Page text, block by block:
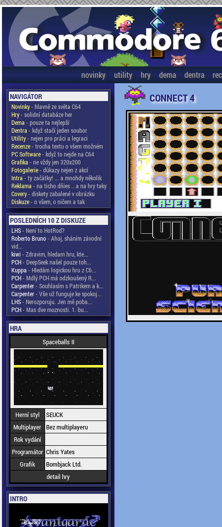
novinky utility hry dema dentra
NAVIGÁTOR
Novinky- hlavně ze světa C64
Hry- solidní databáze her
Dema - pouze ta nejlepší
Dentra - když stačí jeden soubor
Utility- nejen pro práci a legraci
Recenze- trocha textu o všem možném
PC Software- když to nejde na C64
Grafika - ne vždy jen 320x200
Fotogalerie- důkazy nejen z akcí
Intra - ty začátky! ... a mnohdy několik
Reklama - na ticho dňies .. a na hry taky
Covery- diskety zabalené v obrázku
Diskuze- o všem, o ničem a tak
POSLEDNÍCH 10 Z DISKUZE
LHS- Není to HotRod?
Roberto Bruno- Ahoj, sháním závodní
vid...
kiwi - Zdravim, hledam hru, kte...
PCH- DeepSeek našel pouze toh...
Kuppa - Hledám logickou hru z C6...
PCH- Mdlý PCH má odzkoušený R...
Carpenter- Souhlasím s Patrikem a k...
Carpenter- Vše už funguje ke spokoj...
LHS- Nerozporuju. Jen mě poba...
PCH- Mas dve moznosti. 1. bu...
HRA
Spaceballs II
Herní styl
SEUCK
Multiplayer Bez multiplayeru
Rok vydání
Programátor Chris Yates
Grafik
Bombjack Ltd.
detail hry
INTRO
CONNECT 4